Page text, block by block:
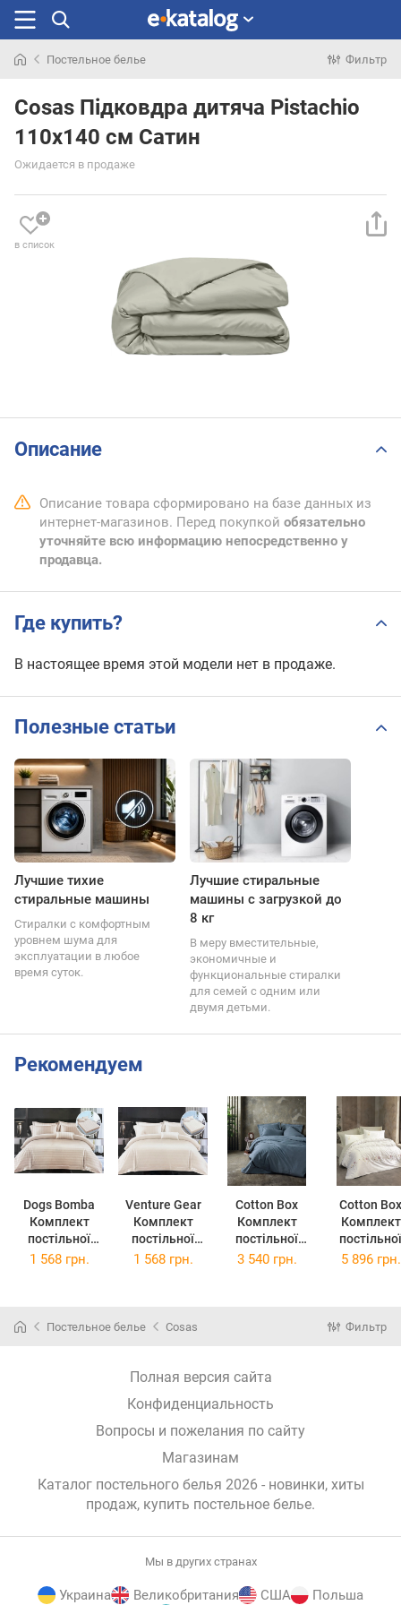
раньше
Постельное белье Фильтр
Cosas Підковдра дитяча Pistachio
110x140 см Сатин
Ожидается в продаже
в список
Описание
Описание товара сформировано на базе данных из
интернет-магазинов. Перед покупкой обязательно
уточняйте всю информацию непосредственно у
продавца.
Где купить?
В настоящее время этой модели нет в продаже.
Полезные статьи
Лучшие тихие
стиральные машины
Стиралки с комфортным
уровнем шума для
эксплуатации в любое
время суток.
Лучшие стиральные
машины с загрузкой до
8 кг
В меру вместительные,
экономичные и
функциональные стиралки
для семей с одним или
двумя детьми.
Рекомендуем
Dogs Bomba
Комплект
постільної
білизни
Сатин-Страйп
Venture Gear
Комплект
постільної
білизни
Сатин-Страйп
ДІМАмолочни
Cotton Box
Комплект
постільної
білизни Євро
Cotton Box
Комплект
постільної
білизни Євро
1 568 грн. 1 568 грн. 3 540 грн. 5 896 грн.
Постельное белье Cosas Фильтр
Полная версия сайта
Конфиденциальность
Вопросы и пожелания по сайту
Магазинам
Каталог постельного белья 2026 - новинки, хиты
продаж, купить постельное белье.
Мы в других странах
Украина Великобритания США Польша